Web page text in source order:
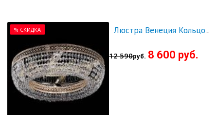
% СКИДКА
12 590руб. 8 600 руб.